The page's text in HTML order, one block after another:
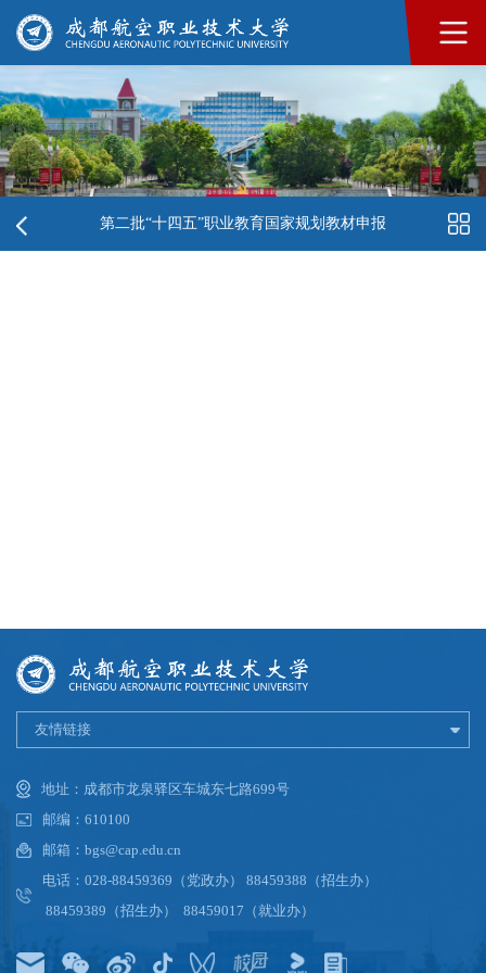
第二批“十四五”职业教育国家规划教材申报
友情链接
地址：成都市龙泉驿区车城东七路699号
邮编：610100
邮箱：bgs@cap.edu.cn
电话：028-88459369（党政办） 88459388（招生办）
88459389（招生办） 88459017（就业办）